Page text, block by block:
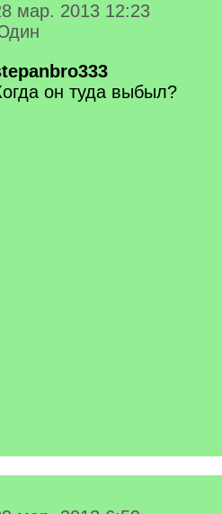
мар. 2013 12:23
он туда выбыл?